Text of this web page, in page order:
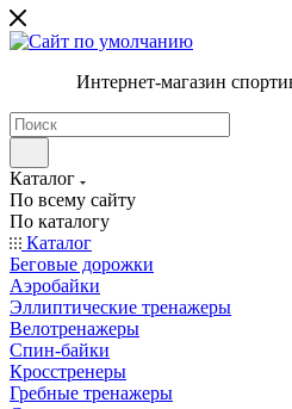
Интернет-магазин
Каталог
По всему сайту
По каталогу
Каталог
Беговые дорожки
Аэробайки
Эллиптические тренажеры
Велотренажеры
Спин-байки
Кросстренеры
Гребные тренажеры